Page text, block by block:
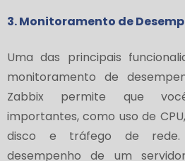
3. Monitoramento de
Uma das principais
monitoramento de
Zabbix permite que
importantes, como uso de
disco e tráfego de
desempenho de um